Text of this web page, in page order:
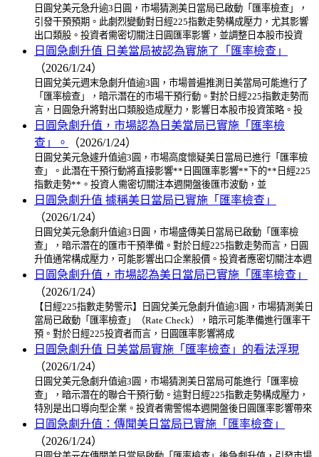
日圓兌美元急升逾3日圓，市場猜測美日當局已啟動「匯率檢查」，
引發干預預期。此劇烈變動對日經225指數走勢構成壓力，尤其影響
出口類股。投資者需密切關注日圓匯率影響，並調整日本股市投資
日圓急劇升值 日美當局被認為實施了「匯率檢查」
（2026/1/24）
日圓兌美元週末急劇升值逾3圓，市場普遍推測日美當局可能進行了
「匯率檢查」，暗示潛在的市場干預行動。對於日經225指數走勢而
言，日圓急升將對出口類股造成壓力，影響日本股市投資策略。投
日圓急劇升值，市場認為日美當局已實施「匯率檢
查」。
（2026/1/24）
日圓兌美元急遽升值逾3圓，市場高度懷疑美日當局已進行「匯率檢
查」。此潛在干預行動將直接影響**日圓匯率影響**下的**日經225
指數走勢**。投資人需密切關注本週開盤後匯市波動，並
日圓急劇升值 據稱美日當局已實施「匯率檢查」
（2026/1/24）
日圓兌美元急劇升值逾3日圓，市場盛傳美日當局已啟動「匯率檢
查」，暗示潛在的匯市干預準備。對於日經225指數走勢而言，日圓
升值通常構成壓力，可能影響出口企業股價。投資者應密切關注本週
日圓急劇升值，市場認為美日當局已實施「匯率檢查」
（2026/1/24）
【日經225指數走勢警示】日圓兌美元急劇升值逾3圓，市場猜測美日
當局已啟動「匯率檢查」（Rate Check），暗示可能準備進行匯率干
預。對於日經225投資者而言，日圓匯率影響將成
日圓急劇升值 日美當局實施「匯率檢查」的看法浮現
（2026/1/24）
日圓兌美元急劇升值逾3圓，市場猜測美日當局可能進行「匯率檢
查」，暗示潛在的聯合干預行動。這對日經225指數走勢構成壓力，
特別是出口導向型企業。投資者需警惕本週開盤後日圓匯率影響帶來
日圓急劇升值：傳聞美日當局已實施「匯率檢查」
（2026/1/24）